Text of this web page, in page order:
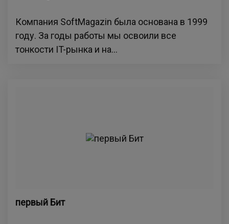
Компания SoftMagazin была основана в 1999
году. За годы работы мы освоили все
тонкости IT-рынка и на...
первый Бит